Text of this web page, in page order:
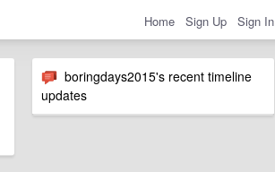
Home Sign Up Sign In
boringdays2015's recent timeline
updates